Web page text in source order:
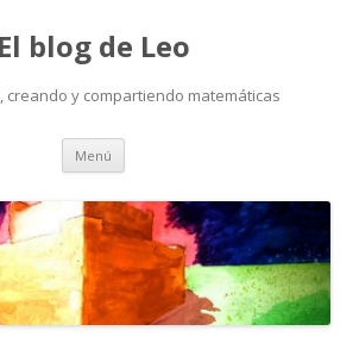
El blog de Leo
creando y compartiendo matemáticas
Menú Saltar
contenido